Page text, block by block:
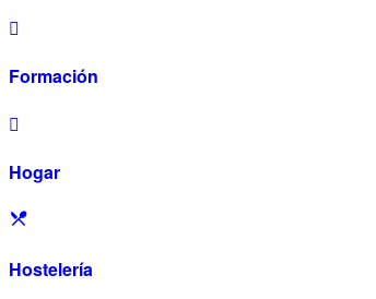
Formación
Hogar
Hostelería